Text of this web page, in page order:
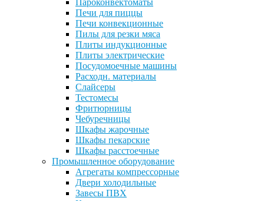
Пароконвектоматы
Печи для пиццы
Печи конвекционные
Пилы для резки мяса
Плиты индукционные
Плиты электрические
Посудомоечные машины
Расходн. материалы
Слайсеры
Тестомесы
Фритюрницы
Чебуречницы
Шкафы жарочные
Шкафы пекарские
Шкафы расстоечные
Промышленное оборудование
Агрегаты компрессорные
Двери холодильные
Завесы ПВХ